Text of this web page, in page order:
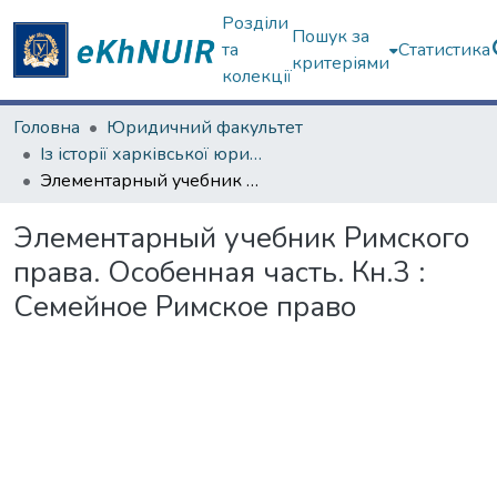
Розділи
та
колекції
Пошук за
критеріями
Статистика
Головна
Юридичний факультет
Із історії харківської юридичної школи
Элементарный учебник Римского права. Особенная часть. Кн.3 : Семейное Римское право
Элементарный учебник Римского
права. Особенная часть. Кн.3 :
Семейное Римское право